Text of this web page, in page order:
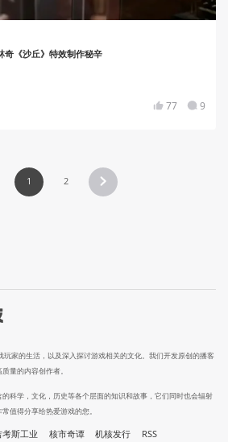
《沙丘》特效制作秘辛
77 9
1 2
家的生活，以及深入探讨游戏相关的文化。我们开发原创的播客
量的内容创作者。
科学，文化，历史等各个层面的知识和故事，它们同时也会辐射
值得分享给热爱游戏的您。
考斯工业 核市奇谭 机核发行 RSS